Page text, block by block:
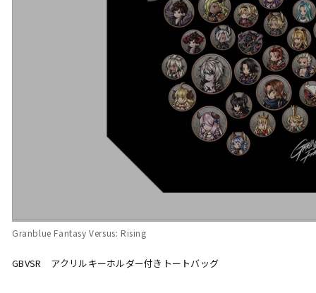
Granblue Fantasy Versus: Rising
GBVSR アクリルキーホルダー付きトートバッグ